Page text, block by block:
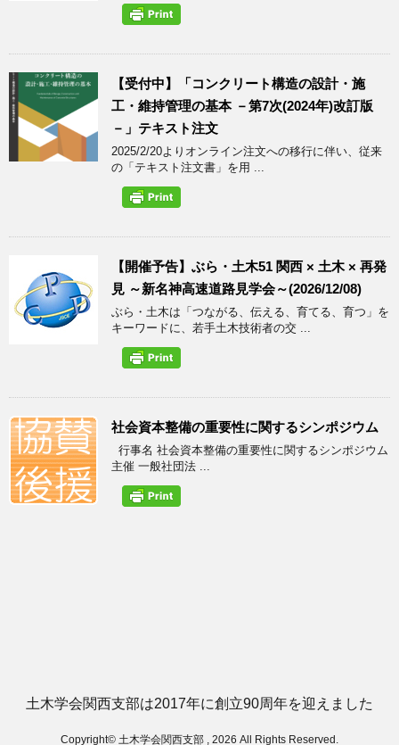
【受付中】「コンクリート構造の設計・施
工・維持管理の基本 －第7次(2024年)改訂版
－」テキスト注文
2025/2/20よりオンライン注文への移行に伴い、従来
の「テキスト注文書」を用 ...
【開催予告】ぶら・土木51 関西 × 土木 × 再発
見 ～新名神高速道路見学会～(2026/12/08)
ぶら・土木は「つながる、伝える、育てる、育つ」を
キーワードに、若手土木技術者の交 ...
社会資本整備の重要性に関するシンポジウム
行事名 社会資本整備の重要性に関するシンポジウム
主催 一般社団法 ...
土木学会関西支部は2017年に創立90周年を迎えました
Copyright© 土木学会関西支部 , 2026 All Rights Reserved.